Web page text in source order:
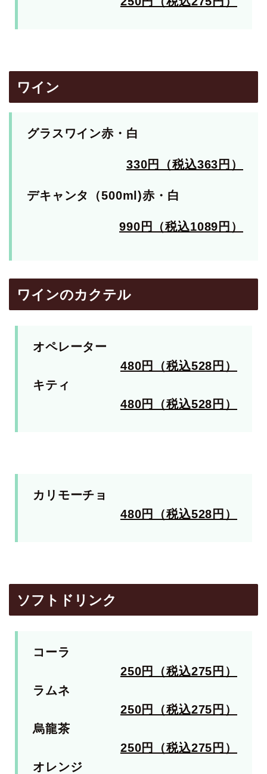
ワイン
グラスワイン赤・白
330円（税込363円）
デキャンタ（500ml)赤・白
990円（税込1089円）
ワインのカクテル
オペレーター
480円（税込528円）
キティ
480円（税込528円）
カリモーチョ
480円（税込528円）
ソフトドリンク
コーラ
250円（税込275円）
ラムネ
250円（税込275円）
烏龍茶
250円（税込275円）
オレンジ